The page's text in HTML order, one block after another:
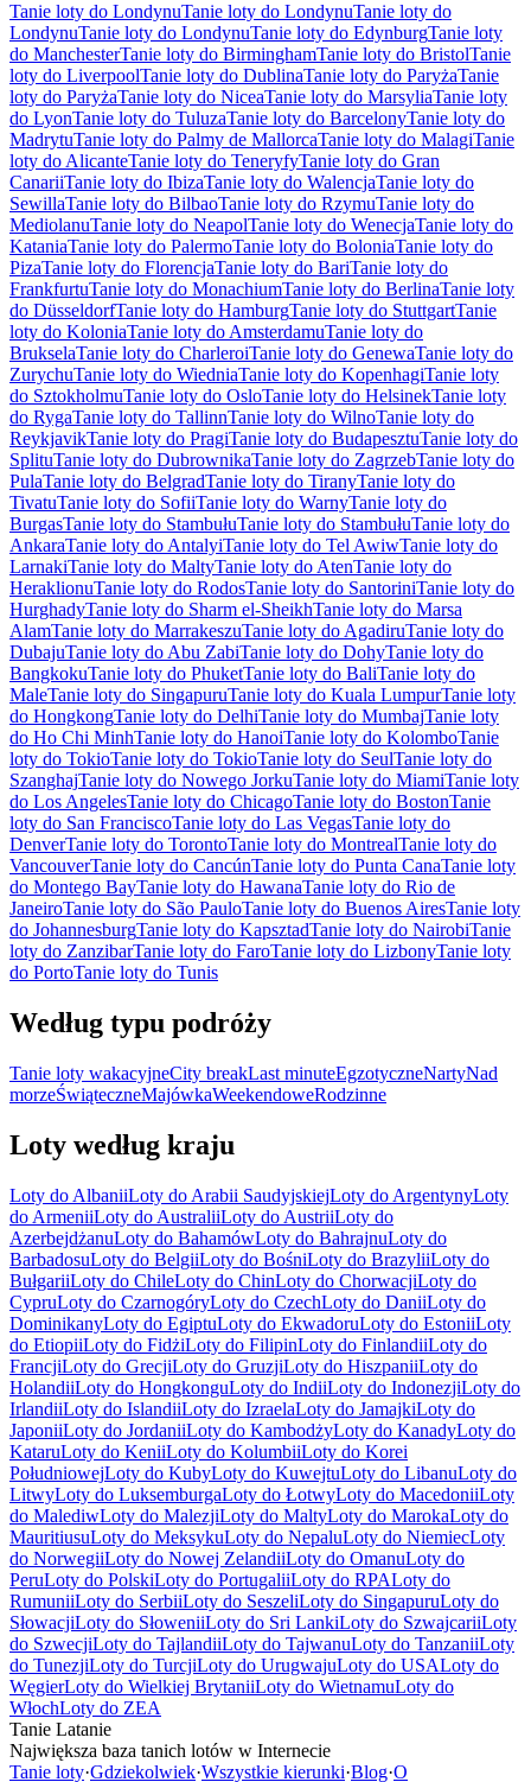
Tanie loty do LondynuTanie loty do LondynuTanie loty do
LondynuTanie loty do LondynuTanie loty do EdynburgTanie loty
do ManchesterTanie loty do BirminghamTanie loty do BristolTanie
loty do LiverpoolTanie loty do DublinaTanie loty do ParyżaTanie
loty do ParyżaTanie loty do NiceaTanie loty do MarsyliaTanie loty
do LyonTanie loty do TuluzaTanie loty do BarcelonyTanie loty do
MadrytuTanie loty do Palmy de MallorcaTanie loty do MalagiTanie
loty do AlicanteTanie loty do TeneryfyTanie loty do Gran
CanariiTanie loty do IbizaTanie loty do WalencjaTanie loty do
SewillaTanie loty do BilbaoTanie loty do RzymuTanie loty do
MediolanuTanie loty do NeapolTanie loty do WenecjaTanie loty do
KataniaTanie loty do PalermoTanie loty do BoloniaTanie loty do
PizaTanie loty do FlorencjaTanie loty do BariTanie loty do
FrankfurtuTanie loty do MonachiumTanie loty do BerlinaTanie loty
do DüsseldorfTanie loty do HamburgTanie loty do StuttgartTanie
loty do KoloniaTanie loty do AmsterdamuTanie loty do
BrukselaTanie loty do CharleroiTanie loty do GenewaTanie loty do
ZurychuTanie loty do WiedniaTanie loty do KopenhagiTanie loty
do SztokholmuTanie loty do OsloTanie loty do HelsinekTanie loty
do RygaTanie loty do TallinnTanie loty do WilnoTanie loty do
ReykjavikTanie loty do PragiTanie loty do BudapesztuTanie loty do
SplituTanie loty do DubrownikaTanie loty do ZagrzebTanie loty do
PulaTanie loty do BelgradTanie loty do TiranyTanie loty do
TivatuTanie loty do SofiiTanie loty do WarnyTanie loty do
BurgasTanie loty do StambułuTanie loty do StambułuTanie loty do
AnkaraTanie loty do AntalyiTanie loty do Tel AwiwTanie loty do
LarnakiTanie loty do MaltyTanie loty do AtenTanie loty do
HeraklionuTanie loty do RodosTanie loty do SantoriniTanie loty do
HurghadyTanie loty do Sharm el-SheikhTanie loty do Marsa
AlamTanie loty do MarrakeszuTanie loty do AgadiruTanie loty do
DubajuTanie loty do Abu ZabiTanie loty do DohyTanie loty do
BangkokuTanie loty do PhuketTanie loty do BaliTanie loty do
MaleTanie loty do SingapuruTanie loty do Kuala LumpurTanie loty
do HongkongTanie loty do DelhiTanie loty do MumbajTanie loty
do Ho Chi MinhTanie loty do HanoiTanie loty do KolomboTanie
loty do TokioTanie loty do TokioTanie loty do SeulTanie loty do
SzanghajTanie loty do Nowego JorkuTanie loty do MiamiTanie loty
do Los AngelesTanie loty do ChicagoTanie loty do BostonTanie
loty do San FranciscoTanie loty do Las VegasTanie loty do
DenverTanie loty do TorontoTanie loty do MontrealTanie loty do
VancouverTanie loty do CancúnTanie loty do Punta CanaTanie loty
do Montego BayTanie loty do HawanaTanie loty do Rio de
JaneiroTanie loty do São PauloTanie loty do Buenos AiresTanie loty
do JohannesburgTanie loty do KapsztadTanie loty do NairobiTanie
loty do ZanzibarTanie loty do FaroTanie loty do LizbonyTanie loty
do PortoTanie loty do Tunis
Według typu podróży
Tanie loty wakacyjneCity breakLast minuteEgzotyczneNartyNad
morzeŚwiąteczneMajówkaWeekendoweRodzinne
Loty według kraju
Loty do AlbaniiLoty do Arabii SaudyjskiejLoty do ArgentynyLoty
do ArmeniiLoty do AustraliiLoty do AustriiLoty do
AzerbejdżanuLoty do BahamówLoty do BahrajnuLoty do
BarbadosuLoty do BelgiiLoty do BośniLoty do BrazyliiLoty do
BułgariiLoty do ChileLoty do ChinLoty do ChorwacjiLoty do
CypruLoty do CzarnogóryLoty do CzechLoty do DaniiLoty do
DominikanyLoty do EgiptuLoty do EkwadoruLoty do EstoniiLoty
do EtiopiiLoty do FidżiLoty do FilipinLoty do FinlandiiLoty do
FrancjiLoty do GrecjiLoty do GruzjiLoty do HiszpaniiLoty do
HolandiiLoty do HongkonguLoty do IndiiLoty do IndonezjiLoty do
IrlandiiLoty do IslandiiLoty do IzraelaLoty do JamajkiLoty do
JaponiiLoty do JordaniiLoty do KambodżyLoty do KanadyLoty do
KataruLoty do KeniiLoty do KolumbiiLoty do Korei
PołudniowejLoty do KubyLoty do KuwejtuLoty do LibanuLoty do
LitwyLoty do LuksemburgaLoty do ŁotwyLoty do MacedoniiLoty
do MalediwLoty do MalezjiLoty do MaltyLoty do MarokaLoty do
MauritiusuLoty do MeksykuLoty do NepaluLoty do NiemiecLoty
do NorwegiiLoty do Nowej ZelandiiLoty do OmanuLoty do
PeruLoty do PolskiLoty do PortugaliiLoty do RPALoty do
RumuniiLoty do SerbiiLoty do SeszeliLoty do SingapuruLoty do
SłowacjiLoty do SłoweniiLoty do Sri LankiLoty do SzwajcariiLoty
do SzwecjiLoty do TajlandiiLoty do TajwanuLoty do TanzaniiLoty
do TunezjiLoty do TurcjiLoty do UrugwajuLoty do USALoty do
WęgierLoty do Wielkiej BrytaniiLoty do WietnamuLoty do
WłochLoty do ZEA
Tanie Latanie
Największa baza tanich lotów w Internecie
Tanie loty·Gdziekolwiek·Wszystkie kierunki·Blog·O